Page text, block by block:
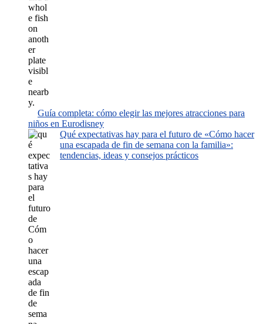
Guía completa: cómo elegir las mejores atracciones para
niños en Eurodisney
Qué expectativas hay para el futuro de «Cómo hacer
una escapada de fin de semana con la familia»:
tendencias, ideas y consejos prácticos